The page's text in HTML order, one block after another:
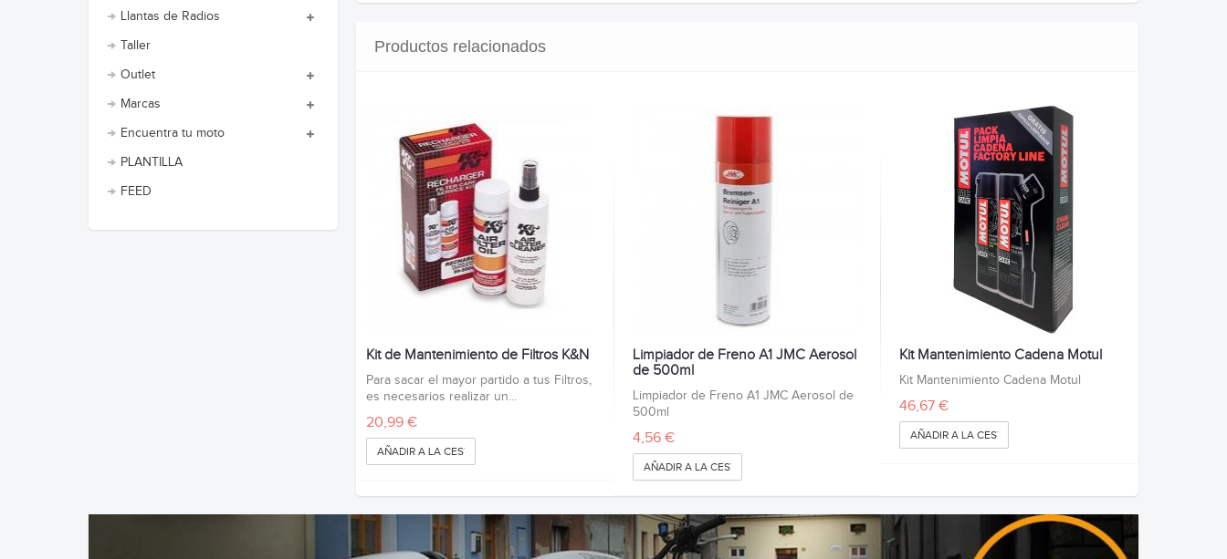
Llantas de Radios
Taller
Outlet
Marcas
Encuentra tu moto
PLANTILLA
FEED
Productos relacionados
Kit de Mantenimiento de Filtros K&N
Para sacar el mayor partido a tus Filtros,
es necesarios realizar un...
20,99 €
AÑADIR A LA CESTA
Limpiador de Freno A1 JMC Aerosol
de 500ml
Limpiador de Freno A1 JMC Aerosol de
500ml
4,56 €
AÑADIR A LA CESTA
Kit Mantenimiento Cadena Motul
Kit Mantenimiento Cadena Motul
46,67 €
AÑADIR A LA CESTA